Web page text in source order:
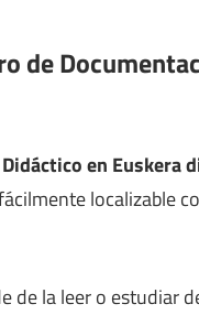
de
en Euskera
localizable
de la leer o estudiar